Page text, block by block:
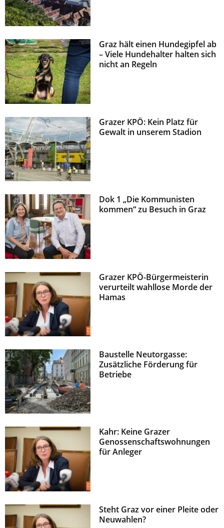
Graz hält einen Hundegipfel ab
– Viele Hundehalter halten sich
nicht an Regeln
Grazer KPÖ: Kein Platz für
Gewalt in unserem Stadion
Dok 1 „Die Kommunisten
kommen“ zu Besuch in Graz
Grazer KPÖ-Bürgermeisterin
verurteilt wahllose Morde der
Hamas
Baustelle Neutorgasse:
Zusätzliche Förderung für
Betriebe
Kahr: Keine Grazer
Genossenschaftswohnungen
für Anleger
Steht Graz vor einer Pleite oder
Neuwahlen?